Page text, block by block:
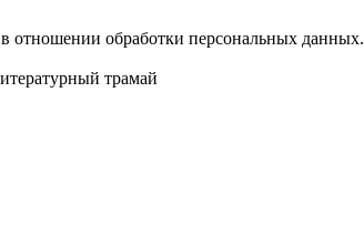
в отношении обработки персональных данных.